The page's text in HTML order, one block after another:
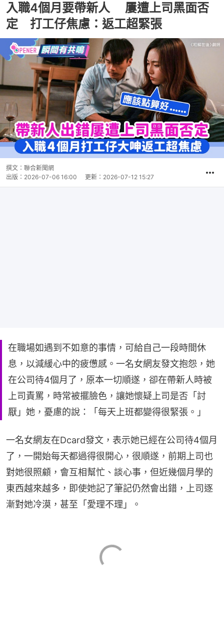
入職4個月要帶新人 屢遭上司黑面否
定 打工仔焦慮：返工超緊張
撰文： 聯合新聞網
出版： 2026-07-06 16:00 更新： 2026-07-12 15:27
在職場如遇到不如意的事情，可給自己一段時間休
息，以減緩心中的疲憊感。一名女網友發文抱怨，她
在公司待4個月了，原本一切順遂，卻在帶新人時被
上司責罵，時常被擺臉色，讓她懷疑上司是否「討
厭」她，憂慮的說：「每天上班都變得很緊張。」
一名女網友在Dcard發文，表示她已經在公司待4個月
了，一開始每天都過得很開心，很順遂，前期上司也
對她很照顧，會互相幫忙、談心事，但近幾個月學的
東西越來越多，即使她記了筆記仍然會出錯，上司逐
漸對她冷漠，甚至「愛理不理」。